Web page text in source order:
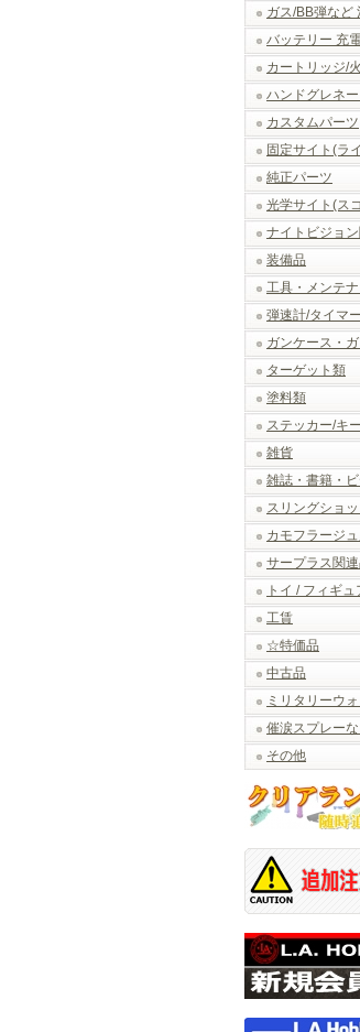
ガス/BB弾など
バッテリー 充
カートリッジ/
ハンドグレネ
カスタムパーツ
固定サイト(ラ
純正パーツ
光学サイト(ス
ナイトビジョ
装備品
工具・メンテ
弾速計/タイマ
ガンケース・
ターゲット類
塗料類
ステッカー/キ
雑貨
雑誌・書籍・
スリングショッ
カモフラージ
サープラス関
トイ / フィギュ
工賃
☆特価品
中古品
ミリタリーウ
催涙スプレー
その他